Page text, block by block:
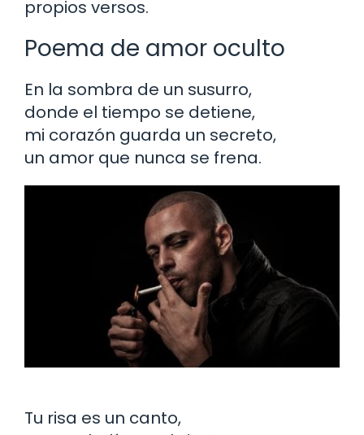
propios versos.
Poema de amor oculto
En la sombra de un susurro,
donde el tiempo se detiene,
mi corazón guarda un secreto,
un amor que nunca se frena.
Tu risa es un canto,